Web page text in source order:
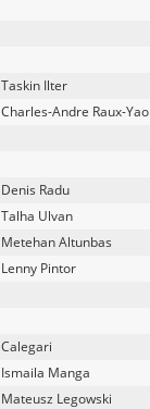
Taskin Ilter
Charles-Andre Raux-Yao
Denis Radu
Talha Ulvan
Metehan Altunbas
Lenny Pintor
Calegari
Ismaila Manga
Mateusz Legowski